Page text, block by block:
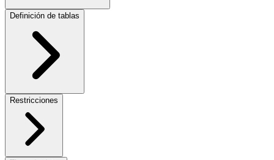
Definición de tablas
Restricciones